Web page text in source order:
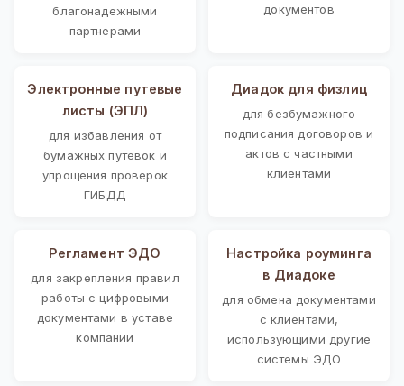
благонадежными
партнерами
документов
Электронные путевые
листы (ЭПЛ)
для избавления от
бумажных путевок и
упрощения проверок
ГИБДД
Диадок для физлиц
для безбумажного
подписания договоров и
актов с частными
клиентами
Регламент ЭДО
для закрепления правил
работы с цифровыми
документами в уставе
компании
Настройка роуминга
в Диадоке
для обмена документами
с клиентами,
использующими другие
системы ЭДО